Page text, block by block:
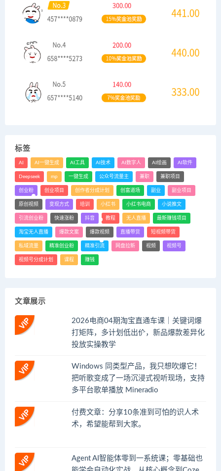
标签
AI AI一键生成 AI工具 AI技术 AI数字人 AI绘画 AI软件
Deepseek mp 一键生成 公众号流量主 兼职 兼职项目
创业粉 创业项目 创作者分成计划 创富道场 副业 副业项目
原创视频 变现方式 培训 小红书 小红书电商 小说推文
引流创业粉 快速涨粉 抖音 教程 无人直播 最新赚钱项目
淘宝无人直播 爆款文案 爆款视频 直播带货 短视频带货
私域流量 精准创业粉 精准引流 网盘拉新 视频 视频号
视频号分成计划 课程 赚钱
文章展示
2026电商04期淘宝直通车课｜关键词爆
打矩阵，多计划低出价，新品爆款差异化
投放实操教学
Windows 同类型产品，我只想吹爆它！
把听歌变成了一场沉浸式视听现场，支持
多平台歌单播放 Mineradio
付费文章：分享10条准到可怕的识人术
术，希望能帮到大家。
Agent AI智能体零到一系统课；零基础也